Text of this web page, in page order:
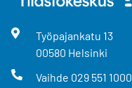
Työpajankatu 13
00580 Helsinki
Vaihde 029 551 1000